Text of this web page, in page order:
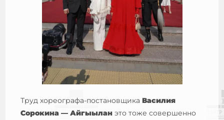
Труд хореографа-постановщика Василия
Сорокина — Айгыылан это тоже совершенно